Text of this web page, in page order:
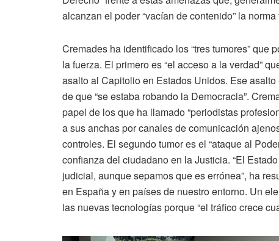
alcanzan el poder “vacían de contenido” la
Cremades ha identificado los “tres tumores”
la fuerza. El primero es “el acceso a la verdad”
asalto al Capitolio en Estados Unidos. Ese
de que “se estaba robando la Democracia”.
papel de los que ha llamado “periodistas
a sus anchas por canales de comunicación
controles. El segundo tumor es el “ataque al
confianza del ciudadano en la Justicia. “El
judicial, aunque sepamos que es errónea”, ha
en España y en países de nuestro entorno. Un
las nuevas tecnologías porque “el tráfico crece